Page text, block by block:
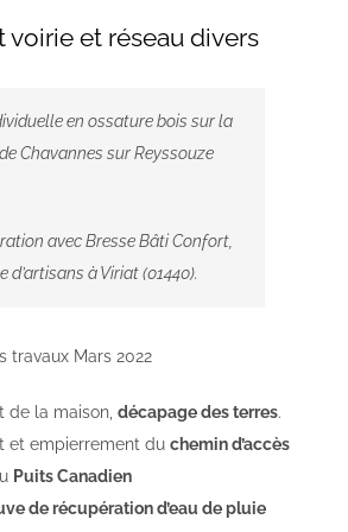
voirie et réseau divers
en ossature bois sur la
Chavannes sur Reyssouze
avecBresse Bâti Confort,
d’artisans à Viriat (01440).
travaux Mars 2022
de la maison, décapage des terres.
et empierrement du chemin d’accès
Puits Canadien
de récupération d’eau de pluie